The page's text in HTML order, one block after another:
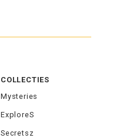
COLLECTIES
Mysteries
ExploreS
Secretsz